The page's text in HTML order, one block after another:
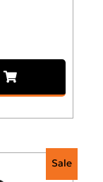
Sale